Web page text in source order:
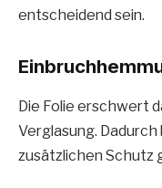
entscheidend sein.
Die Folie erschwert
Verglasung.
zusätzlichen Schutz